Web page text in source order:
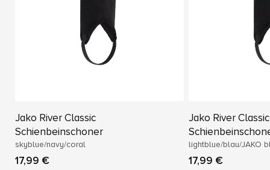
Jako River Classic
Schienbeinschoner
skyblue/navy/coral
17,99 €
Jako River Classic
lightblue/blau/JAKO
17,99 €